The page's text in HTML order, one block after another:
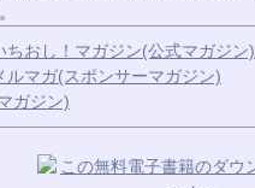
ちおし！マガジン(公式マガジン)
ルマガ(スポンサーマガジン)
ガジン)